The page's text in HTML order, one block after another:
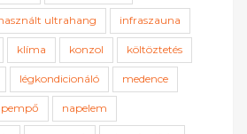
ultrahang infraszauna
klíma konzol költöztetés
légkondicionáló medence
napelem